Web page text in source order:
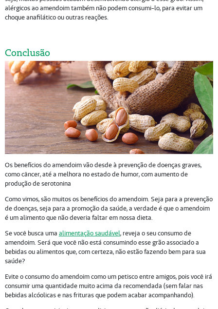
alérgicos ao amendoim também não podem consumi-lo, para evitar um
choque anafilático ou outras reações.
Conclusão
Os benefícios do amendoim vão desde à prevenção de doenças graves,
como câncer, até a melhora no estado de humor, com aumento de
produção de serotonina
Como vimos, são muitos os benefícios do amendoim. Seja para a prevenção
de doenças, seja para a promoção da saúde, a verdade é que o amendoim
é um alimento que não deveria faltar em nossa dieta.
Se você busca uma alimentação saudável, reveja o seu consumo de
amendoim. Será que você não está consumindo esse grão associado a
bebidas ou alimentos que, com certeza, não estão fazendo bem para sua
saúde?
Evite o consumo do amendoim como um petisco entre amigos, pois você irá
consumir uma quantidade muito acima da recomendada (sem falar nas
bebidas alcóolicas e nas frituras que podem acabar acompanhando).